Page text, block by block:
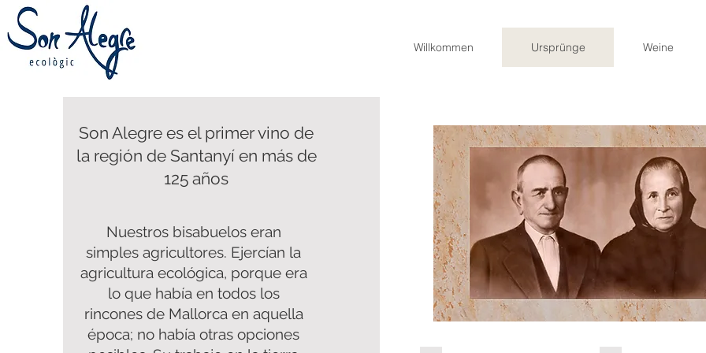
Willkommen Ursprünge Weine
Son Alegre es el primer vino de
la región de Santanyí en más de
125 años
Nuestros bisabuelos eran
simples agricultores. Ejercían la
agricultura ecológica, porque era
lo que había en todos los
rincones de Mallorca en aquella
época; no había otras opciones